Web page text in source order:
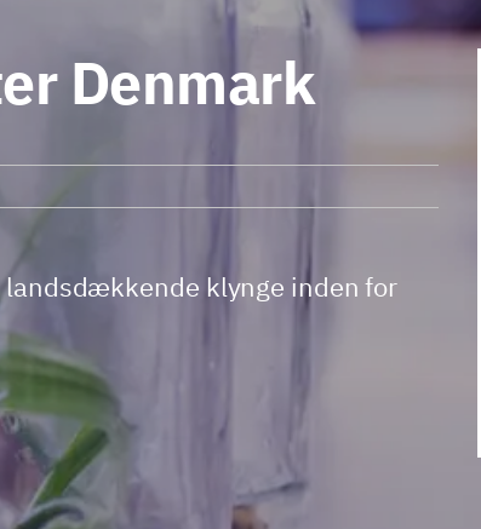
Denmark
landsdækkende klynge inden for